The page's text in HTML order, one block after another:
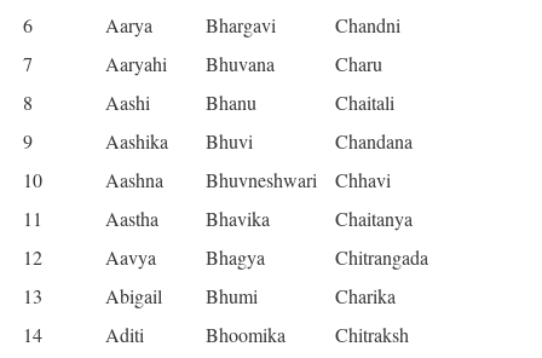
6
Aarya Bhargavi
Chandni
7
Aaryahi Bhuvana
Charu
8
Aashi Bhanu
Chaitali
9
Aashika Bhuvi
Chandana
10
Aashna Bhuvneshwari
Chhavi
11
Aastha Bhavika
Chaitanya
12
Aavya Bhagya
Chitrangada
13
Abigail Bhumi
Charika
14
Aditi Bhoomika
Chitraksh